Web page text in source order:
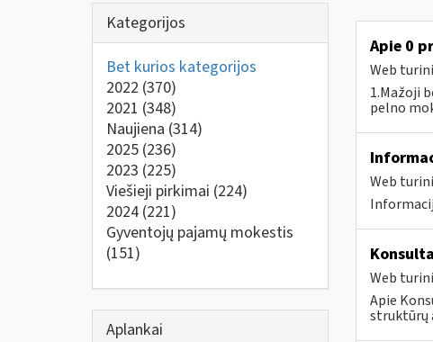
Kategorijos
Bet kurios kategorijos
2022 (370)
2021 (348)
Naujiena (314)
2025 (236)
2023 (225)
Viešieji pirkimai (224)
2024 (221)
Gyventojų pajamų mokestis
(151)
Aplankai
Apie 0
Web
1.Mažoji
pelno
Web
Web
Apie
struktūrų